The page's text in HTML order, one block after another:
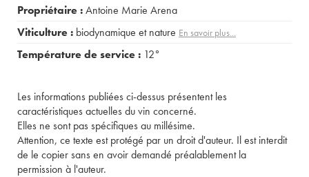
Propriétaire :Antoine Marie Arena
Viticulture : biodynamique et nature En savoir plus...
Température de service : 12°
Les informations publiées ci-dessus présentent les
caractéristiques actuelles du vin concerné.
Elles ne sont pas spécifiques au millésime.
Attention, ce texte est protégé par un droit d'auteur. Il est interdit
de le copier sans en avoir demandé préalablement la
permission à l'auteur.